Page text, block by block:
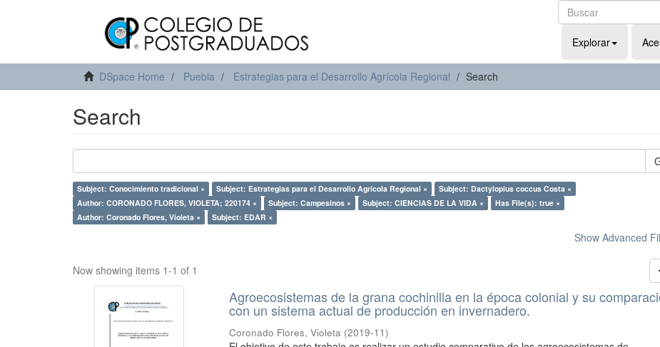
Explorar
DSpace Home Puebla Estrategias para el Desarrollo Agrícola Regional Search
Search
Subject: Conocimiento tradicional × Subject: Estrategias para el Desarrollo Agrícola Regional ×
Subject: Dactylopius coccus Costa ×
Author: CORONADO FLORES, VIOLETA; 220174 ×
Subject: Campesinos × Subject: CIENCIAS DE LA VIDA ×
Has File(s): true ×
Author: Coronado Flores, Violeta ×
Subject: EDAR ×
Show Advanced
Now showing items 1-1 of 1
Agroecosistemas de la grana cochinilla en la época colonial y su
con un sistema actual de producción en invernadero.
Coronado Flores, Violeta (2019-11)